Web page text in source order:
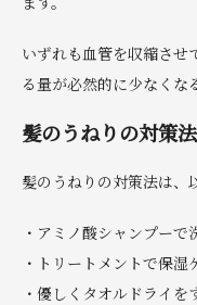
いずれも血管を収縮させ
る量が必然的に少なくな
髪のうねりの対策
髪のうねりの対策法は、
・アミノ酸シャンプーで
・トリートメントで保湿
・優しくタオルドライを